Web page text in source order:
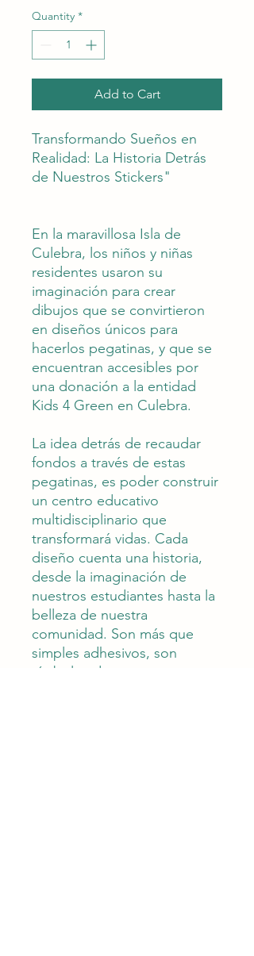
Quantity *
Add to Cart
Transformando Sueños en
Realidad: La Historia Detrás
de Nuestros Stickers"
En la maravillosa Isla de
Culebra, los niños y niñas
residentes usaron su
imaginación para crear
dibujos que se convirtieron
en diseños únicos para
hacerlos pegatinas, y que se
encuentran accesibles por
una donación a la entidad
Kids 4 Green en Culebra.
La idea detrás de recaudar
fondos a través de estas
pegatinas, es poder construir
un centro educativo
multidisciplinario que
transformará vidas. Cada
diseño cuenta una historia,
desde la imaginación de
nuestros estudiantes hasta la
belleza de nuestra
comunidad. Son más que
simples adhesivos, son
símbolos de esperanza,